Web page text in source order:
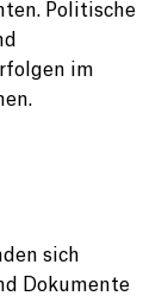
Politische
im
sich
Dokumente